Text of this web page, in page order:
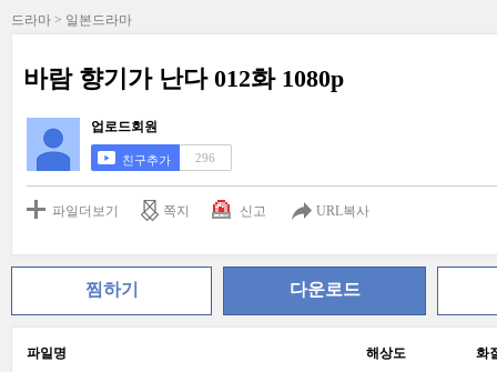
드라마 > 일본드라마
바람 향기가 난다 012화 1080p
업로드회원
친구추가 296
파일더보기 쪽지 신고 URL복사
찜하기 다운로드
파일명 해상도 화